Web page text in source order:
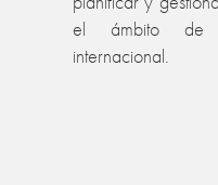
el ámbito de
internacional.